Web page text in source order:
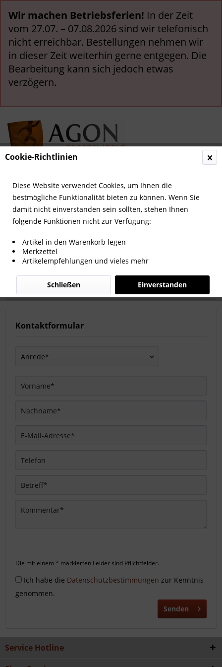
Wir machen Betriebsferien! In der Zeit
vom 27.07. – 07.08.2026 sind wir telefonisch
nicht erreichbar. Bestellungen nehmen wir
in dieser Zeit weiterhin gerne entgegen. Die
Bearbeitung kann sich jedoch etwas
verzögern.
Menü
Kontaktformular
Kontaktformular
Schreiben Sie uns eine E-Mail.
Wir freuen uns auf Ihre Kontaktaufnahme.
Kontaktformular
Die mit einem * markierten Felder sind Pflichtfelder.
Ich habe die Datenschutzbestimmungen zur Kenntnis
genommen.
Senden
Service Hotline
Cookie-Richtlinien
Diese Website verwendet Cookies, um Ihnen die
bestmögliche Funktionalität bieten zu können. Wenn Sie
damit nicht einverstanden sein sollten, stehen Ihnen
folgende Funktionen nicht zur Verfügung:
Artikel in den Warenkorb legen
Merkzettel
Artikelempfehlungen und vieles mehr
Einverstanden
Schließen